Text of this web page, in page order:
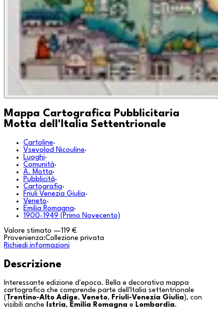
Mappa Cartografica Pubblicitaria
Motta dell'Italia Settentrionale
Cartoline·
Vsevolod Nicouline·
Luoghi·
Comunità·
A. Motta·
Pubblicità·
Cartografia·
Friuli Venezia Giulia·
Veneto·
Emilia Romagna·
1900-1949 (Primo Novecento)
Valore stimato —119 €
Provenienza:Collezione privata
Richiedi informazioni
Descrizione
Interessante edizione d'epoca. Bella e decorativa mappa
cartografica che comprende parte dell'Italia settentrionale
(Trentino-Alto Adige, Veneto, Friuli-Venezia Giulia), con
visibili anche
Istria, Emilia Romagna e Lombardia.